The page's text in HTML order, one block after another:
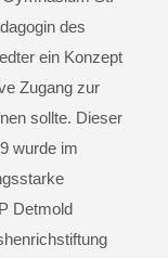
des
ein Konzept
Zugang zur
sollte. Dieser
wurde im
Detmold